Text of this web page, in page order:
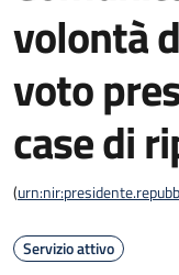
volontà
voto
case di
(
Servizio attivo